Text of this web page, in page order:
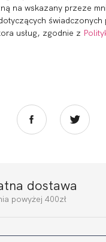
na wskazany przeze
świadczonych
usług, zgodnie z
dostawa
powyżej 400zł